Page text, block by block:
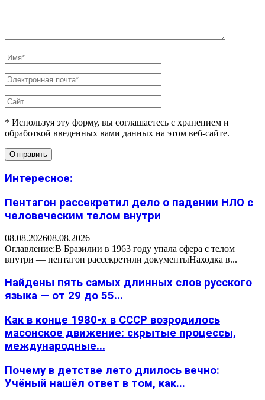
* Используя эту форму, вы соглашаетесь с хранением и
обработкой введенных вами данных на этом веб-сайте.
Интересное:
Пентагон рассекретил дело о падении НЛО с
человеческим телом внутри
08.08.202608.08.2026
Оглавление:В Бразилии в 1963 году упала сфера с телом
внутри — пентагон рассекретили документыНаходка в...
Найдены пять самых длинных слов русского
языка — от 29 до 55...
Как в конце 1980-х в СССР возродилось
масонское движение: скрытые процессы,
международные...
Почему в детстве лето длилось вечно:
Учёный нашёл ответ в том, как...